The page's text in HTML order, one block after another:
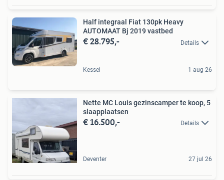
Half integraal Fiat 130pk Heavy
AUTOMAAT Bj 2019 vastbed
€ 28.795,- Details
Kessel 1 aug 26
Nette MC Louis gezinscamper te koop, 5
slaapplaatsen
€ 16.500,- Details
Deventer 27 jul 26